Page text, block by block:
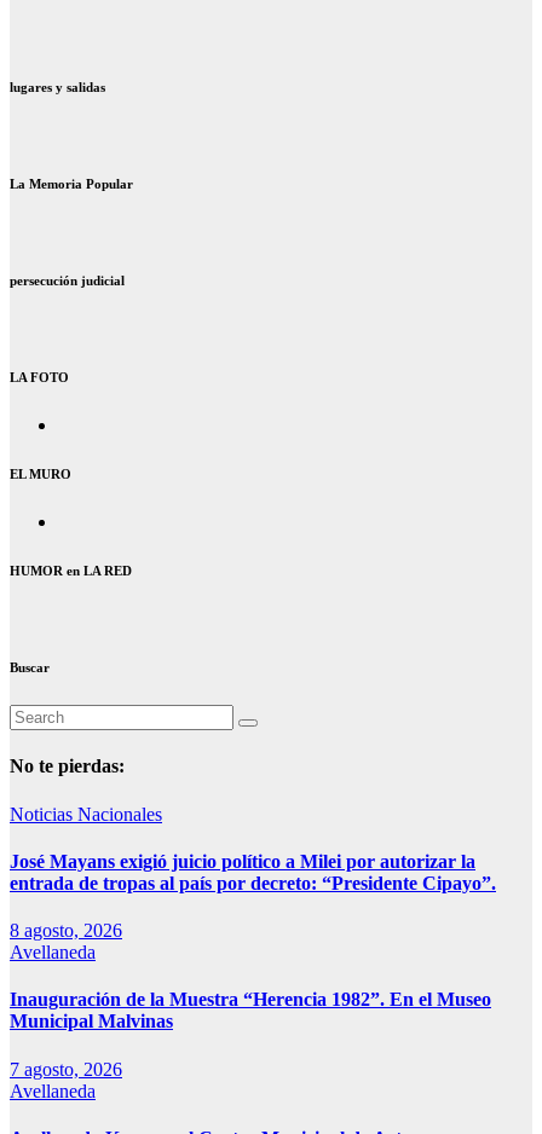
lugares y salidas
La Memoria Popular
persecución judicial
LA FOTO
EL MURO
HUMOR en LA RED
Buscar
No te pierdas:
Noticias Nacionales
José Mayans exigió juicio político a Milei por autorizar la
entrada de tropas al país por decreto: “Presidente Cipayo”.
8 agosto, 2026
Avellaneda
Inauguración de la Muestra “Herencia 1982”. En el Museo
Municipal Malvinas
7 agosto, 2026
Avellaneda